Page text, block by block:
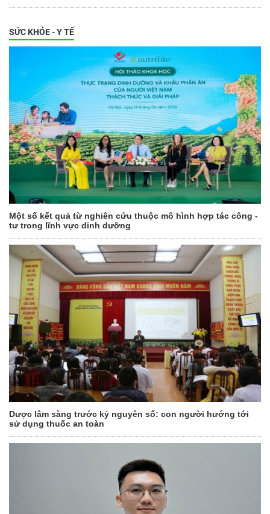
SỨC KHỎE - Y TẾ
Một số kết quả từ nghiên cứu thuộc mô hình hợp tác công -
tư trong lĩnh vực dinh dưỡng
Dược lâm sàng trước kỷ nguyên số: con người hướng tới
sử dụng thuốc an toàn